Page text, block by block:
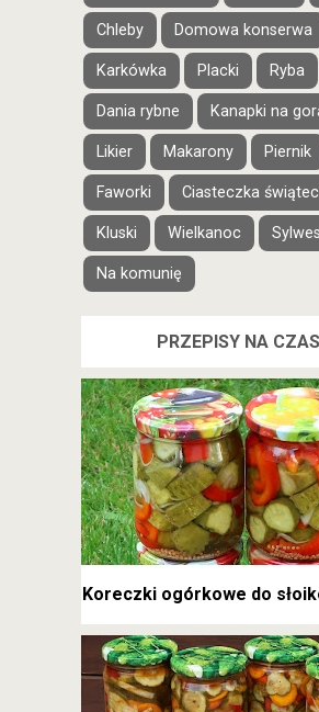
Chleby Domowa konserwa
Karkówka Placki Ryba
Dania rybne Kanapki na
Likier Makarony Piernik
Faworki Ciasteczka
Kluski Wielkanoc
Na komunię
PRZEPISY NA
Koreczki ogórkowe do